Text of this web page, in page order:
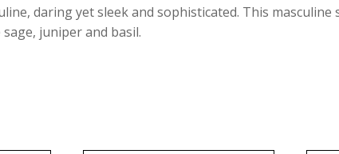
daring yet sleek and sophisticated. This masculine
juniper and basil.